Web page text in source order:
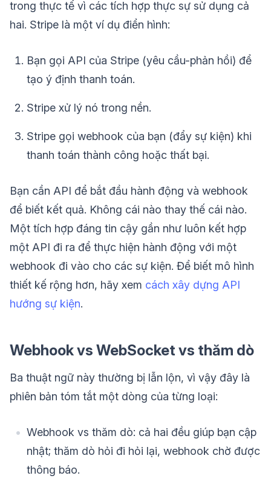
trong thực tế vì các tích hợp thực sự sử dụng cả
hai. Stripe là một ví dụ điển hình:
Bạn gọi API của Stripe (yêu cầu-phản hồi) để
tạo ý định thanh toán.
Stripe xử lý nó trong nền.
Stripe gọi webhook của bạn (đẩy sự kiện) khi
thanh toán thành công hoặc thất bại.
Bạn cần API để bắt đầu hành động và webhook
để biết kết quả. Không cái nào thay thế cái nào.
Một tích hợp đáng tin cậy gần như luôn kết hợp
một API đi ra để thực hiện hành động với một
webhook đi vào cho các sự kiện. Để biết mô hình
thiết kế rộng hơn, hãy xem cách xây dựng API
hướng sự kiện.
Webhook vs WebSocket vs thăm dò
Ba thuật ngữ này thường bị lẫn lộn, vì vậy đây là
phiên bản tóm tắt một dòng của từng loại:
Webhook vs thăm dò: cả hai đều giúp bạn cập
nhật; thăm dò hỏi đi hỏi lại, webhook chờ được
thông báo.